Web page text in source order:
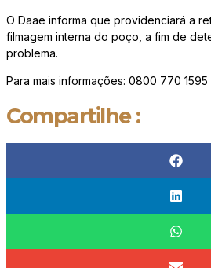
O Daae informa que providenciará a
filmagem interna do poço, a fim de
problema.
Para mais informações: 0800 770 1595
Compartilhe :